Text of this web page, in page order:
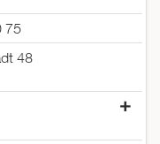
75
48